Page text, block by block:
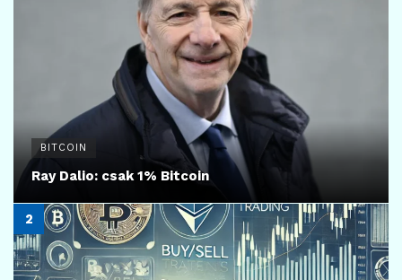
BITCOIN
Ray Dalio: csak 1% Bitcoin